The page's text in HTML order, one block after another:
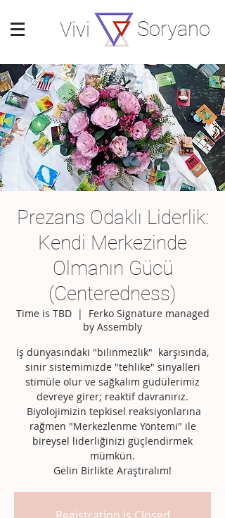
Vivi Soryano
Prezans Odaklı Liderlik:
Kendi Merkezinde
Olmanın Gücü
(Centeredness)
Time is TBD
  |
Ferko Signature managed
by Assembly
İş dünyasındaki "bilinmezlik" karşısında,
sinir sistemimizde "tehlike" sinyalleri
stimüle olur ve sağkalım güdülerimiz
devreye girer; reaktif davranırız.
Biyolojimizin tepkisel reaksiyonlarına
rağmen "Merkezlenme Yöntemi" ile
bireysel liderliğinizi güçlendirmek
mümkün.
Gelin Birlikte Araştıralım!